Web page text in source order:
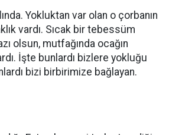
Yokluktan var olan o çorbanın
vardı. Sıcak bir tebessüm
olsun, mutfağında ocağın
İşte bunlardı bizlere yokluğu
bizi birbirimize bağlayan.